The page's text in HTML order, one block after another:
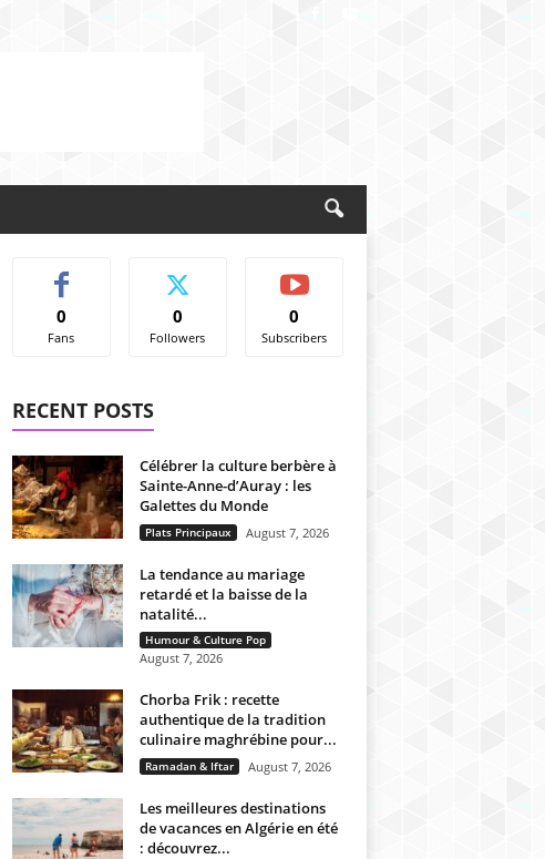
0
Fans
0
Followers
0
Subscribers
RECENT POSTS
Célébrer la culture berbère à
Sainte-Anne-d’Auray : les
Galettes du Monde
Plats Principaux August 7, 2026
La tendance au mariage
retardé et la baisse de la
natalité...
Humour & Culture Pop
August 7, 2026
Chorba Frik : recette
authentique de la tradition
culinaire maghrébine pour...
Ramadan & Iftar August 7, 2026
Les meilleures destinations
de vacances en Algérie en été
: découvrez...